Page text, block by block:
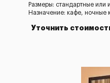
Размеры: стандартные или
Назначение: кафе, ночные
Уточнить